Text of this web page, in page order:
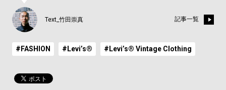
Text_竹田崇真 記事一覧
#FASHION #Levi’s®︎ #Levi’s® Vintage Clothing